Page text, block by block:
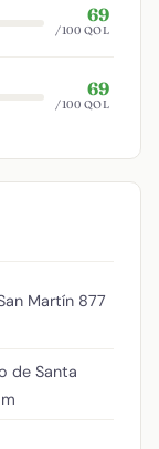
69
/100 QOL
69
/100 QOL
Martín 877
de Santa